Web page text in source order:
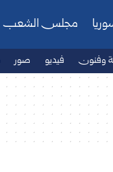
مجلس الشعب
وفنون فيديو صور